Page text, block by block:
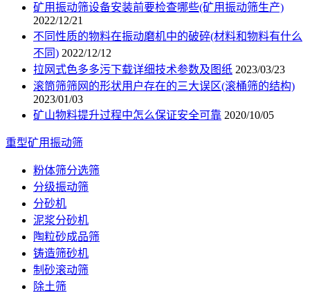
矿用振动筛设备安装前要检查哪些(矿用振动筛生产)
2022/12/21
不同性质的物料在振动磨机中的破碎(材料和物料有什么
不同) 2022/12/12
拉网式色多多污下载详细技术参数及图纸 2023/03/23
滚筒筛筛网的形状用户存在的三大误区(滚桶筛的结构)
2023/01/03
矿山物料提升过程中怎么保证安全可靠 2020/10/05
重型矿用振动筛
粉体筛分选筛
分级振动筛
分砂机
泥浆分砂机
陶粒砂成品筛
铸造筛砂机
制砂滚动筛
除土筛